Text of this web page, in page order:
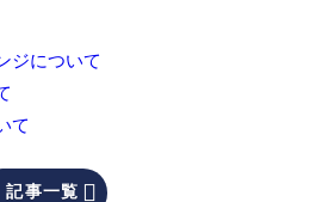
ジについて
て
記事一覧 